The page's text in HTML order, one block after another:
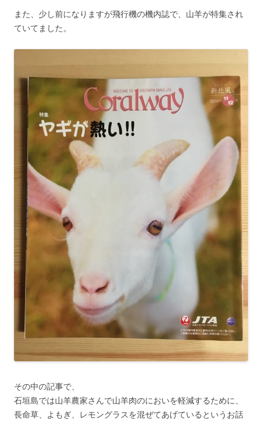
また、少し前になりますが飛行機の機内誌で、山羊が特集され
ていてました。
その中の記事で、
石垣島では山羊農家さんで山羊肉のにおいを軽減するために、
長命草、よもぎ、レモングラスを混ぜてあげているというお話